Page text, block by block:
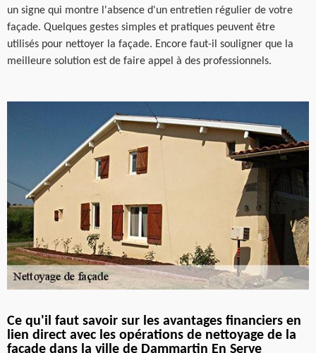
un signe qui montre l'absence d'un entretien régulier de votre
façade. Quelques gestes simples et pratiques peuvent être
utilisés pour nettoyer la façade. Encore faut-il souligner que la
meilleure solution est de faire appel à des professionnels.
Ce qu'il faut savoir sur les avantages financiers en
lien direct avec les opérations de nettoyage de la
façade dans la ville de Dammartin En Serve